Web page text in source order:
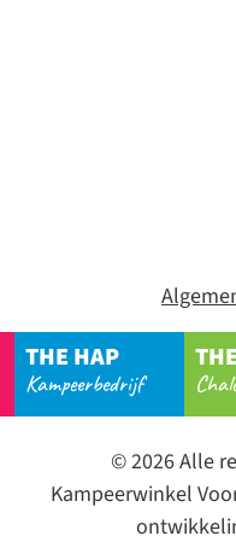
THE HAP
Kampeerbedrijf
© 2026 Alle
Kampeerwinkel